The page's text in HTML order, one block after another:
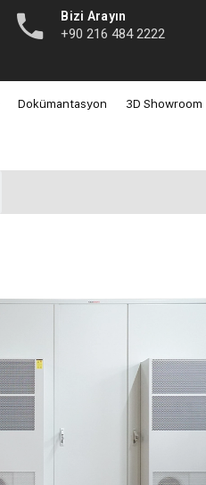
Bizi Arayın
+90 216 484 2222
Dokümantasyon 3D Showroom